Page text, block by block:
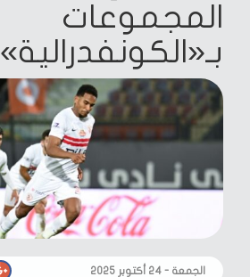
المجموعات
بـ«الكونفدرالية»
الجمعة - ٢٤ أكتوبر ٢٠٢٥